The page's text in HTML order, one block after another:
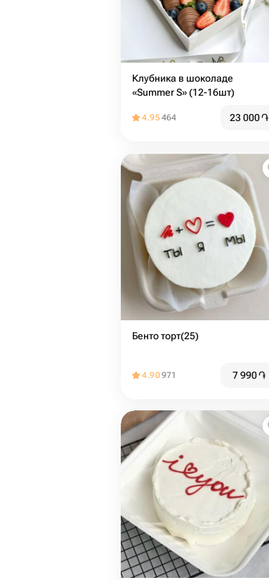
Клубника в шоколаде
«Summer S» (12-16шт)
4.95464 23 000֏
Бенто торт(25)
4.90971 7 990֏